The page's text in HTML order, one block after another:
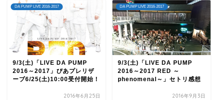
DA PUMP LIVE 2016-2017
9/3(土)「LIVE DA PUMP
2016～2017」ぴあプレリザ
ーブ6/25(土)10:00受付開始！
2016年6月25日
DA PUMP LIVE 2016-2017
9/3(土)「LIVE DA PUMP
2016～2017 RED ～
phenomenal～」セトリ感想
2016年9月3日